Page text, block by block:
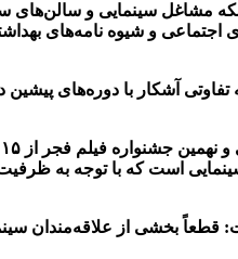
مشاغل سینمایی و سالن‌های
اجتماعی و شیوه نامه‌های
آشکار با دوره‌های پیشین
بخشی از علاقه‌مندان